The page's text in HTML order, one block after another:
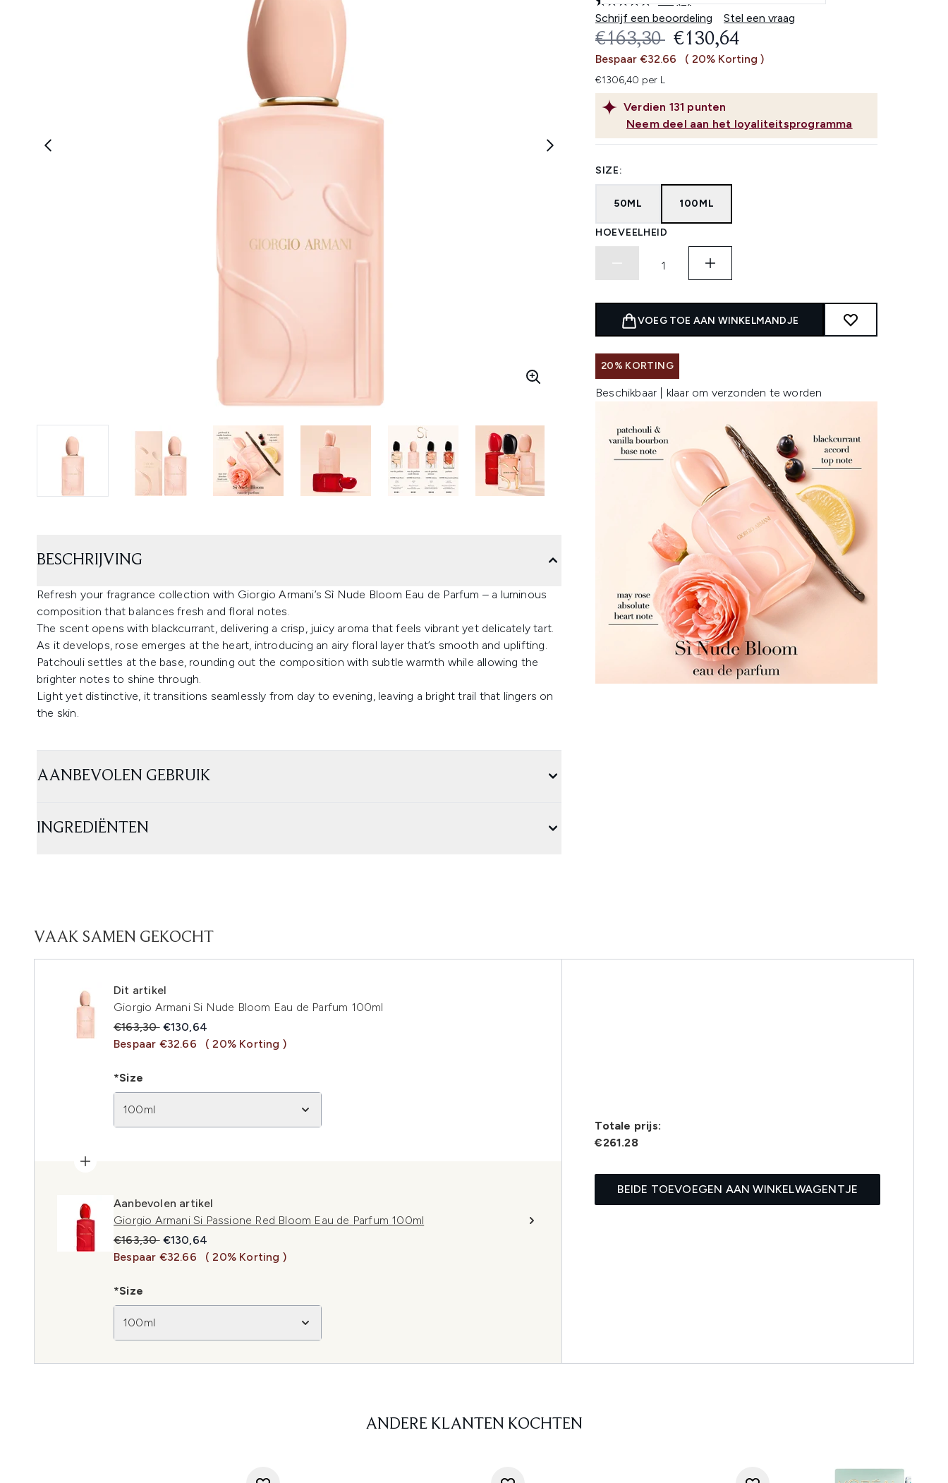
Lees
3
beoordelingen.
Dezelfde
paginalink.
Schrijf een beoordeling
Stel een vraag
Verdien 131 punten
Neem deel aan het loyaliteitsprogramma
RECOMMENDED RETAIL PRICE:
€163,30 HUIDIGE PRIJS:
€130,64
Bespaar €32.66 ( 20% Korting )
€1306,40 per L
SIZE:
50ML 100ML
HOEVEELHEID
VOEG TOE AAN WINKELMANDJE
20% KORTING
Beschikbaar | klaar om verzonden te worden
BESCHRIJVING
Refresh your fragrance collection with Giorgio Armani’s Sì Nude Bloom Eau de Parfum – a luminous
composition that balances fresh and floral notes.
The scent opens with blackcurrant, delivering a crisp, juicy aroma that feels vibrant yet delicately tart.
As it develops, rose emerges at the heart, introducing an airy floral layer that’s smooth and uplifting.
Patchouli settles at the base, rounding out the composition with subtle warmth while allowing the
brighter notes to shine through.
Light yet distinctive, it transitions seamlessly from day to evening, leaving a bright trail that lingers on
the skin.
AANBEVOLEN GEBRUIK
INGREDIËNTEN
VAAK SAMEN GEKOCHT
Dit artikel
Giorgio Armani Si Nude Bloom Eau de Parfum 100ml
Recommended Retail Price:
€163,30 Huidige prijs:
€130,64
Bespaar €32.66
( 20% Korting )
*Size
100ml
Aanbevolen artikel
Giorgio Armani Si Passione Red Bloom Eau de Parfum 100ml
Recommended Retail Price:
€163,30 Huidige prijs:
€130,64
Bespaar €32.66
( 20% Korting )
*Size
100ml
Totale prijs:
€261.28
BEIDE TOEVOEGEN AAN WINKELWAGENTJE
ANDERE KLANTEN KOCHTEN